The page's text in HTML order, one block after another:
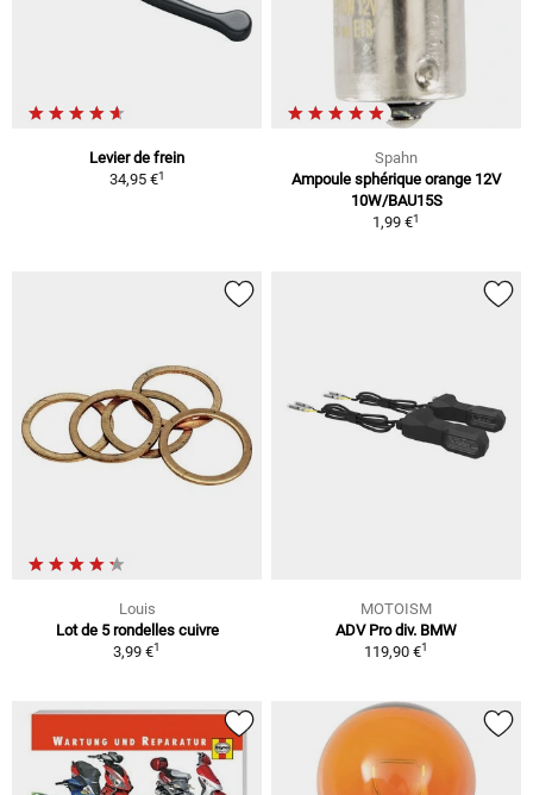
Levier de frein
34,95 €1
Spahn
Ampoule sphérique orange 12V
10W/BAU15S
1,99 €1
Louis
Lot de 5 rondelles cuivre
3,99 €1
MOTOISM
ADV Pro div. BMW
119,90 €1